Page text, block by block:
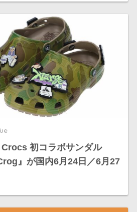
初コラボサンダル
』が国内6月24日／6月27